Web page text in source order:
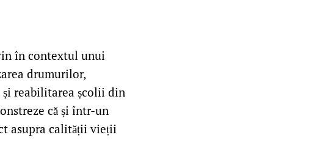
în contextul unui
drumurilor,
și reabilitarea școlii din
că și într-un
asupra calității vieții